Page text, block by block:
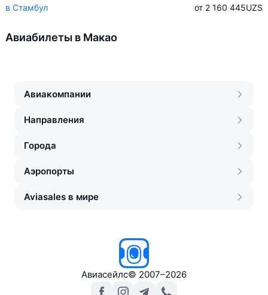
в Стамбул от 2 160 445UZS
Авиабилеты в Макао
Авиакомпании
Направления
Города
Аэропорты
Aviasales в мире
Авиасейлс© 2007–2026